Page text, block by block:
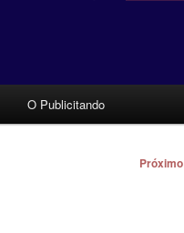
O Publicitando
Próximo